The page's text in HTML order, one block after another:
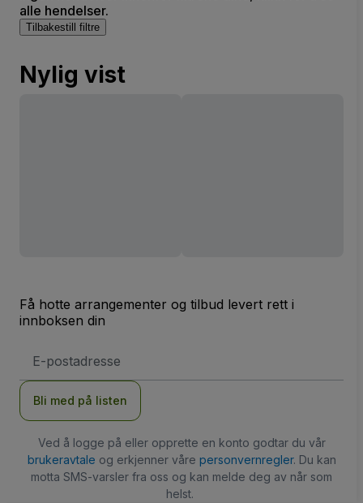
alle hendelser.
Tilbakestill filtre
Nylig vist
Få hotte arrangementer og tilbud levert rett i
innboksen din
postadresse
Bli med på listen
Ved å logge på eller opprette en konto godtar du vår
brukeravtale og erkjenner våre personvernregler. Du kan
motta SMS-varsler fra oss og kan melde deg av når som
helst.